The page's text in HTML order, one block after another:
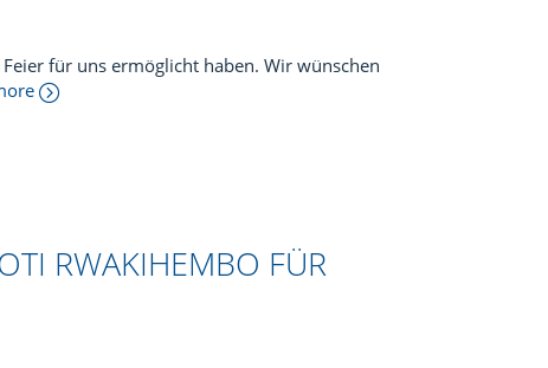
für uns ermöglicht haben. Wir wünschen
RWAKIHEMBO FÜR